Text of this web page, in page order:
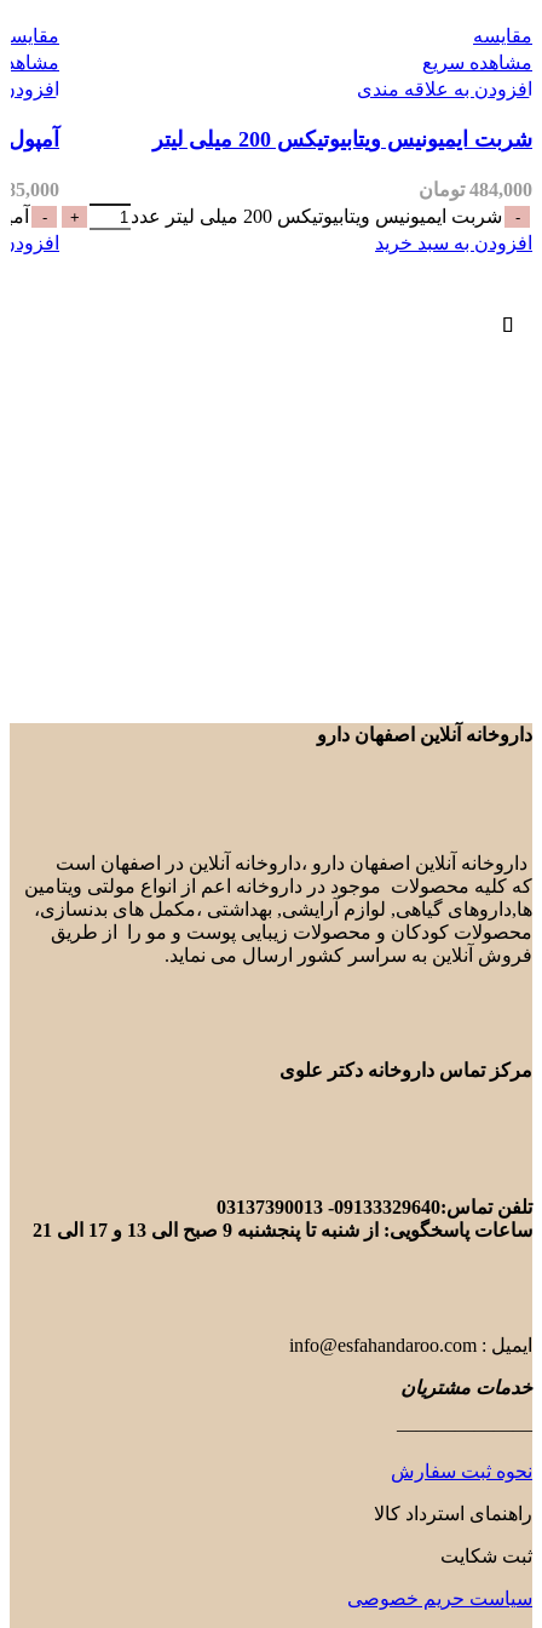
مقایسه
مشاهده سریع
افزودن به علاقه مندی
شربت ایمیونیس ویتابیوتیکس 200 میلی لیتر
484,000 تومان
شربت ایمیونیس ویتابیوتیکس 200 میلی لیتر عدد
افزودن به سبد خرید
مقایسه
آمپول
885,000
داروخانه آنلاین اصفهان دارو
داروخانه آنلاین اصفهان دارو ،داروخانه آنلاین در اصفهان است
که کلیه محصولات موجود در داروخانه اعم از انواع مولتی ویتامین
ها,داروهای گیاهی, لوازم آرایشی, بهداشتی ،مکمل های بدنسازی،
محصولات کودکان و محصولات زیبایی پوست و مو را از طریق
فروش آنلاین به سراسر کشور ارسال می نماید.
مرکز تماس داروخانه دکتر علوی
تلفن تماس:09133329640- 03137390013
ساعات پاسخگویی: از شنبه تا پنجشنبه 9 صبح الی 13 و 17 الی 21
ایمیل : info@esfahandaroo.com
خدمات مشتریان
———————
نحوه ثبت سفارش
راهنمای استرداد کالا
ثبت شکایت
سیاست حریم خصوصی